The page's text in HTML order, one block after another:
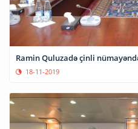
Ramin Quluzadə çinli
18-11-2019